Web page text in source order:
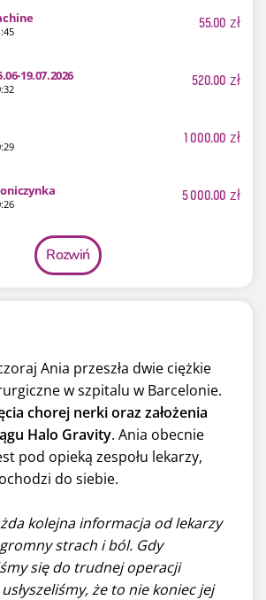
55.00 zł
19.07.2026 520.00 zł
1 000.00 zł
5 000.00 zł
Rozwiń
Ania przeszła dwie ciężkie
w szpitalu w Barcelonie.
chorej nerki oraz założenia
Halo Gravity. Ania obecnie
pod opieką zespołu lekarzy,
do siebie.
kolejna informacja od lekarzy
strach i ból. Gdy
się do trudnej operacji
że to nie koniec jej